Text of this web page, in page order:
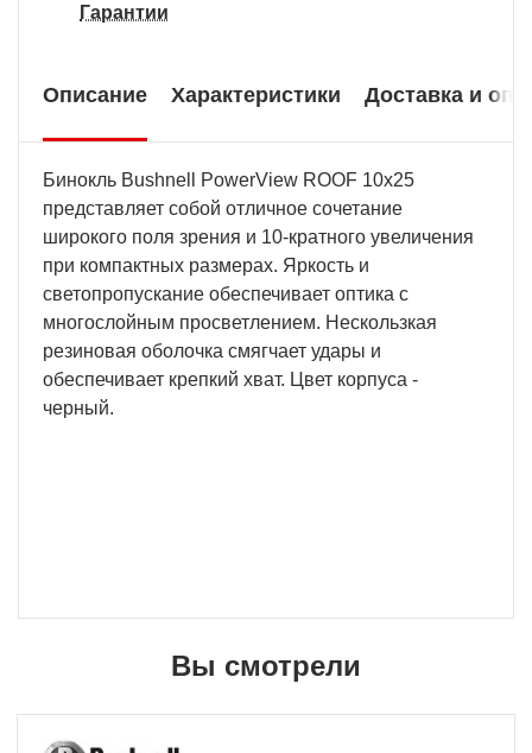
Гарантии
Описание Характеристики Доставка и
Бинокль Bushnell PowerView ROOF 10x25
представляет собой отличное сочетание
широкого поля зрения и 10-кратного увеличения
при компактных размерах. Яркость и
светопропускание обеспечивает оптика с
многослойным просветлением. Нескользкая
резиновая оболочка смягчает удары и
обеспечивает крепкий хват. Цвет корпуса -
черный.
Вы смотрели